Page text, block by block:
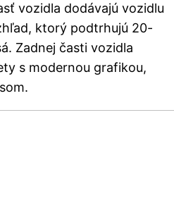
vozidla dodávajú vozidlu
ktorý podtrhujú 20-
Zadnej časti vozidla
s modernou grafikou,